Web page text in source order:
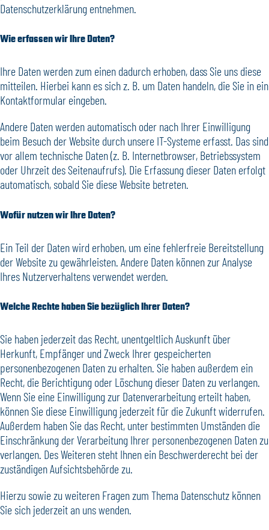
Datenschutzerklärung entnehmen.
Wie erfassen wir Ihre Daten?
Ihre Daten werden zum einen dadurch erhoben, dass Sie uns diese
mitteilen. Hierbei kann es sich z. B. um Daten handeln, die Sie in ein
Kontaktformular eingeben.
Andere Daten werden automatisch oder nach Ihrer Einwilligung
beim Besuch der Website durch unsere IT-Systeme erfasst. Das sind
vor allem technische Daten (z. B. Internetbrowser, Betriebssystem
oder Uhrzeit des Seitenaufrufs). Die Erfassung dieser Daten erfolgt
automatisch, sobald Sie diese Website betreten.
Wofür nutzen wir Ihre Daten?
Ein Teil der Daten wird erhoben, um eine fehlerfreie Bereitstellung
der Website zu gewährleisten. Andere Daten können zur Analyse
Ihres Nutzerverhaltens verwendet werden.
Welche Rechte haben Sie bezüglich Ihrer Daten?
Sie haben jederzeit das Recht, unentgeltlich Auskunft über
Herkunft, Empfänger und Zweck Ihrer gespeicherten
personenbezogenen Daten zu erhalten. Sie haben außerdem ein
Recht, die Berichtigung oder Löschung dieser Daten zu verlangen.
Wenn Sie eine Einwilligung zur Datenverarbeitung erteilt haben,
können Sie diese Einwilligung jederzeit für die Zukunft widerrufen.
Außerdem haben Sie das Recht, unter bestimmten Umständen die
Einschränkung der Verarbeitung Ihrer personenbezogenen Daten zu
verlangen. Des Weiteren steht Ihnen ein Beschwerderecht bei der
zuständigen Aufsichtsbehörde zu.
Hierzu sowie zu weiteren Fragen zum Thema Datenschutz können
Sie sich jederzeit an uns wenden.